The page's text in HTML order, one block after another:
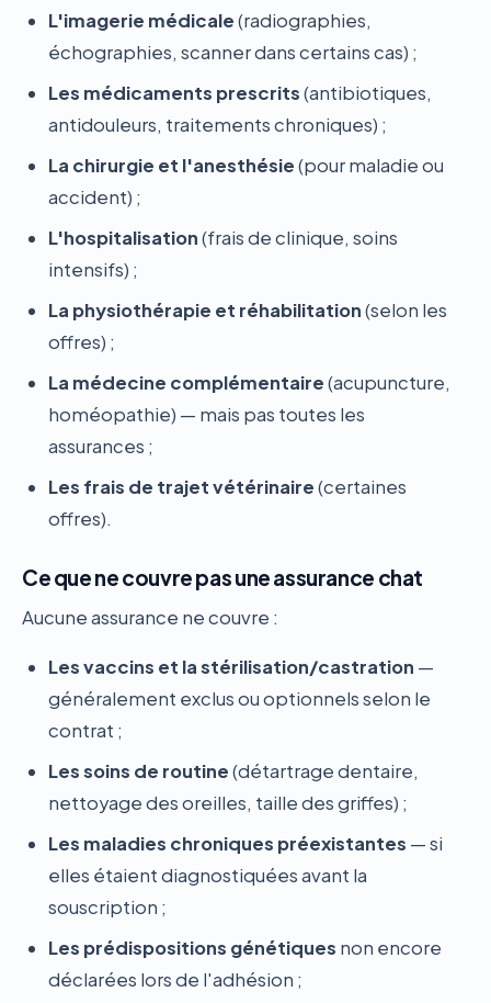
L'imagerie médicale(radiographies,
échographies, scanner dans certains cas) ;
Les médicaments prescrits(antibiotiques,
antidouleurs, traitements chroniques) ;
La chirurgie et l'anesthésie(pour maladie ou
accident) ;
L'hospitalisation(frais de clinique, soins
intensifs) ;
La physiothérapie et réhabilitation(selon les
offres) ;
La médecine complémentaire(acupuncture,
homéopathie) — mais pas toutes les
assurances ;
Les frais de trajet vétérinaire(certaines
offres).
Ce que ne couvre pas une assurance chat
Aucune assurance ne couvre :
Les vaccins et la stérilisation/castration —
généralement exclus ou optionnels selon le
contrat ;
Les soins de routine(détartrage dentaire,
nettoyage des oreilles, taille des griffes) ;
Les maladies chroniques préexistantes — si
elles étaient diagnostiquées avant la
souscription ;
Les prédispositions génétiques non encore
déclarées lors de l'adhésion ;